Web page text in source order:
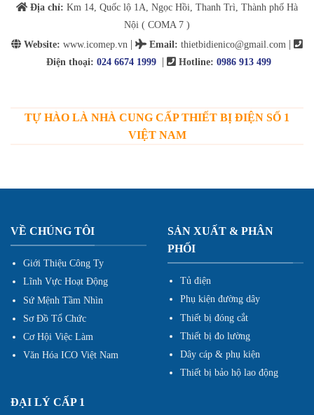
Địa chỉ: Km 14, Quốc lộ 1A, Ngọc Hồi, Thanh Trì, Thành phố Hà
Nội ( COMA 7 )
Website: www.icomep.vn | Email: thietbidienico@gmail.com |
Điện thoại: 024 6674 1999 | Hotline: 0986 913 499
TỰ HÀO LÀ NHÀ CUNG CẤP THIẾT BỊ ĐIỆN SỐ 1
VIỆT NAM
VỀ CHÚNG TÔI
Giới Thiệu Công Ty
Lĩnh Vực Hoạt Động
Sứ Mệnh Tầm Nhìn
Sơ Đồ Tổ Chức
Cơ Hội Việc Làm
Văn Hóa ICO Việt Nam
SẢN XUẤT & PHÂN
PHỐI
Tủ điện
Phụ kiện đường dây
Thiết bị đóng cắt
Thiết bị đo lường
Dây cáp & phụ kiện
Thiết bị bảo hộ lao động
ĐẠI LÝ CẤP 1